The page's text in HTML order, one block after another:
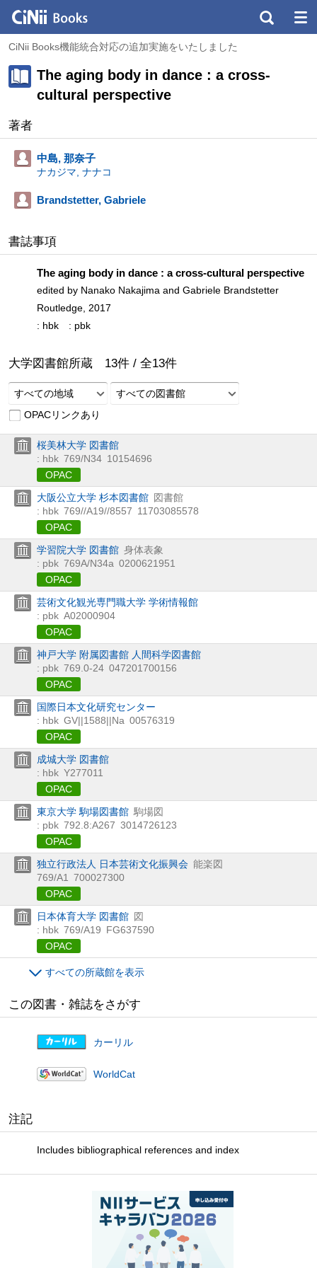
CiNii Books機能統合対応の追加実施をいたしました
The aging body in dance : a cross-
cultural perspective
著者
中島, 那奈子
ナカジマ, ナナコ
Brandstetter, Gabriele
書誌事項
The aging body in dance : a cross-cultural perspective
edited by Nanako Nakajima and Gabriele Brandstetter
Routledge, 2017
: hbk
: pbk
大学図書館所蔵 13件 / 全13件
すべての地域
すべての図書館
OPACリンクあり
桜美林大学 図書館
: hbk 769/N34 10154696
OPAC
大阪公立大学 杉本図書館 図書館
: hbk 769//A19//8557 11703085578
OPAC
学習院大学 図書館 身体表象
: pbk 769A/N34a 0200621951
OPAC
芸術文化観光専門職大学 学術情報館
: pbk A02000904
OPAC
神戸大学 附属図書館 人間科学図書館
: pbk 769.0-24 047201700156
OPAC
国際日本文化研究センター
: hbk GV||1588||Na 00576319
OPAC
成城大学 図書館
: hbk Y277011
OPAC
東京大学 駒場図書館 駒場図
: pbk 792.8:A267 3014726123
OPAC
独立行政法人 日本芸術文化振興会 能楽図
769/A1
700027300
OPAC
日本体育大学 図書館 図
: hbk 769/A19 FG637590
OPAC
すべての所蔵館を表示
この図書・雑誌をさがす
カーリル
WorldCat
注記
Includes bibliographical references and index